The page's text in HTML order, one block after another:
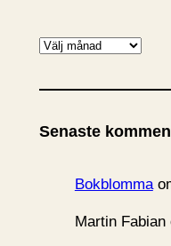
A
k
v
Senaste
Bokblomma
Martin Fabian